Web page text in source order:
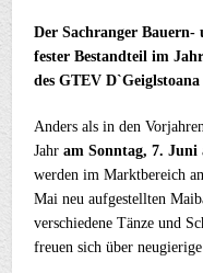
Der Sachranger
fester Bestandteil im
des GTEV D`Geiglstoana
Anders als in den
Jahram Sonntag, 7. Juni
werden im Marktbereich
Mai neu aufgestellten
verschiedene Tänze und
freuen sich über